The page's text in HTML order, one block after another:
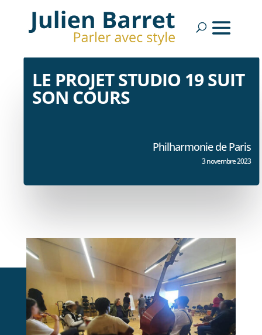
LE PROJET STUDIO 19 SUIT
SON COURS
Philharmonie de Paris
3 novembre 2023